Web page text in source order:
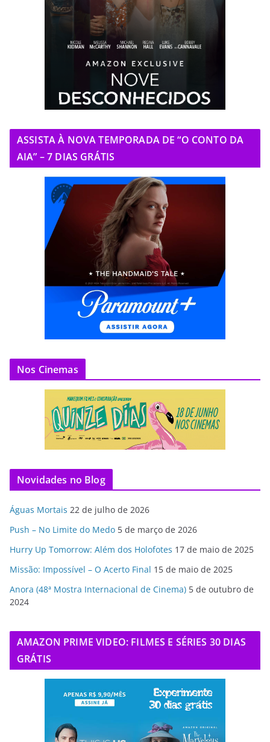
ASSISTA À NOVA TEMPORADA DE “O CONTO DA
AIA” – 7 DIAS GRÁTIS
Nos Cinemas
Novidades no Blog
Águas Mortais 22 de julho de 2026
Push – No Limite do Medo 5 de março de 2026
Hurry Up Tomorrow: Além dos Holofotes 17 de maio de 2025
Missão: Impossível – O Acerto Final 15 de maio de 2025
Anora (48ª Mostra Internacional de Cinema) 5 de outubro de
2024
AMAZON PRIME VIDEO: FILMES E SÉRIES 30 DIAS
GRÁTIS